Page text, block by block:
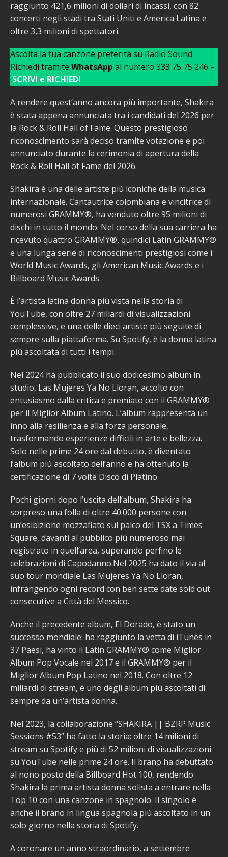
raggiunto 421,6 milioni di dollari di incassi, con 82
concerti negli stadi tra Stati Uniti e America Latina e
oltre 3,3 milioni di spettatori.
Ascolta la tua canzone preferita su Radio Sound
Richiedi tramite WhatsApp al numero 333 75 75 246 –
SCRIVI e RICHIEDI
A rendere quest’anno ancora più importante, Shakira
è stata appena annunciata tra i candidati del 2026 per
la Rock & Roll Hall of Fame. Questo prestigioso
riconoscimento sarà deciso tramite votazione e poi
annunciato durante la cerimonia di apertura della
Rock & Roll Hall of Fame del 2026.
Shakira è una delle artiste più iconiche della musica
internazionale. Cantautrice colombiana e vincitrice di
numerosi GRAMMY®, ha venduto oltre 95 milioni di
dischi in tutto il mondo. Nel corso della sua carriera ha
ricevuto quattro GRAMMY®, quindici Latin GRAMMY®
e una lunga serie di riconoscimenti prestigiosi come i
World Music Awards, gli American Music Awards e i
Billboard Music Awards.
È l’artista latina donna più vista nella storia di
YouTube, con oltre 27 miliardi di visualizzazioni
complessive, e una delle dieci artiste più seguite di
sempre sulla piattaforma. Su Spotify, è la donna latina
più ascoltata di tutti i tempi.
Nel 2024 ha pubblicato il suo dodicesimo album in
studio, Las Mujeres Ya No Lloran, accolto con
entusiasmo dalla critica e premiato con il GRAMMY®
per il Miglior Album Latino. L’album rappresenta un
inno alla resilienza e alla forza personale,
trasformando esperienze difficili in arte e bellezza.
Solo nelle prime 24 ore dal debutto, è diventato
l’album più ascoltato dell’anno e ha ottenuto la
certificazione di 7 volte Disco di Platino.
Pochi giorni dopo l’uscita dell’album, Shakira ha
sorpreso una folla di oltre 40.000 persone con
un’esibizione mozzafiato sul palco del TSX a Times
Square, davanti al pubblico più numeroso mai
registrato in quell’area, superando perfino le
celebrazioni di Capodanno.Nel 2025 ha dato il via al
suo tour mondiale Las Mujeres Ya No Lloran,
infrangendo ogni record con ben sette date sold out
consecutive a Città del Messico.
Anche il precedente album, El Dorado, è stato un
successo mondiale: ha raggiunto la vetta di iTunes in
37 Paesi, ha vinto il Latin GRAMMY® come Miglior
Album Pop Vocale nel 2017 e il GRAMMY® per il
Miglior Album Pop Latino nel 2018. Con oltre 12
miliardi di stream, è uno degli album più ascoltati di
sempre da un’artista donna.
Nel 2023, la collaborazione “SHAKIRA || BZRP Music
Sessions #53” ha fatto la storia: oltre 14 milioni di
stream su Spotify e più di 52 milioni di visualizzazioni
su YouTube nelle prime 24 ore. Il brano ha debuttato
al nono posto della Billboard Hot 100, rendendo
Shakira la prima artista donna solista a entrare nella
Top 10 con una canzone in spagnolo. Il singolo è
anche il brano in lingua spagnola più ascoltato in un
solo giorno nella storia di Spotify.
A coronare un anno straordinario, a settembre